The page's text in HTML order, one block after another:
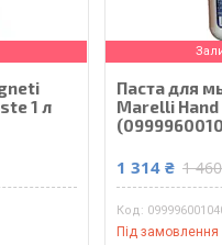
1 л
Паста для
Marelli Hand
1 314 ₴ 1
Під замовлення